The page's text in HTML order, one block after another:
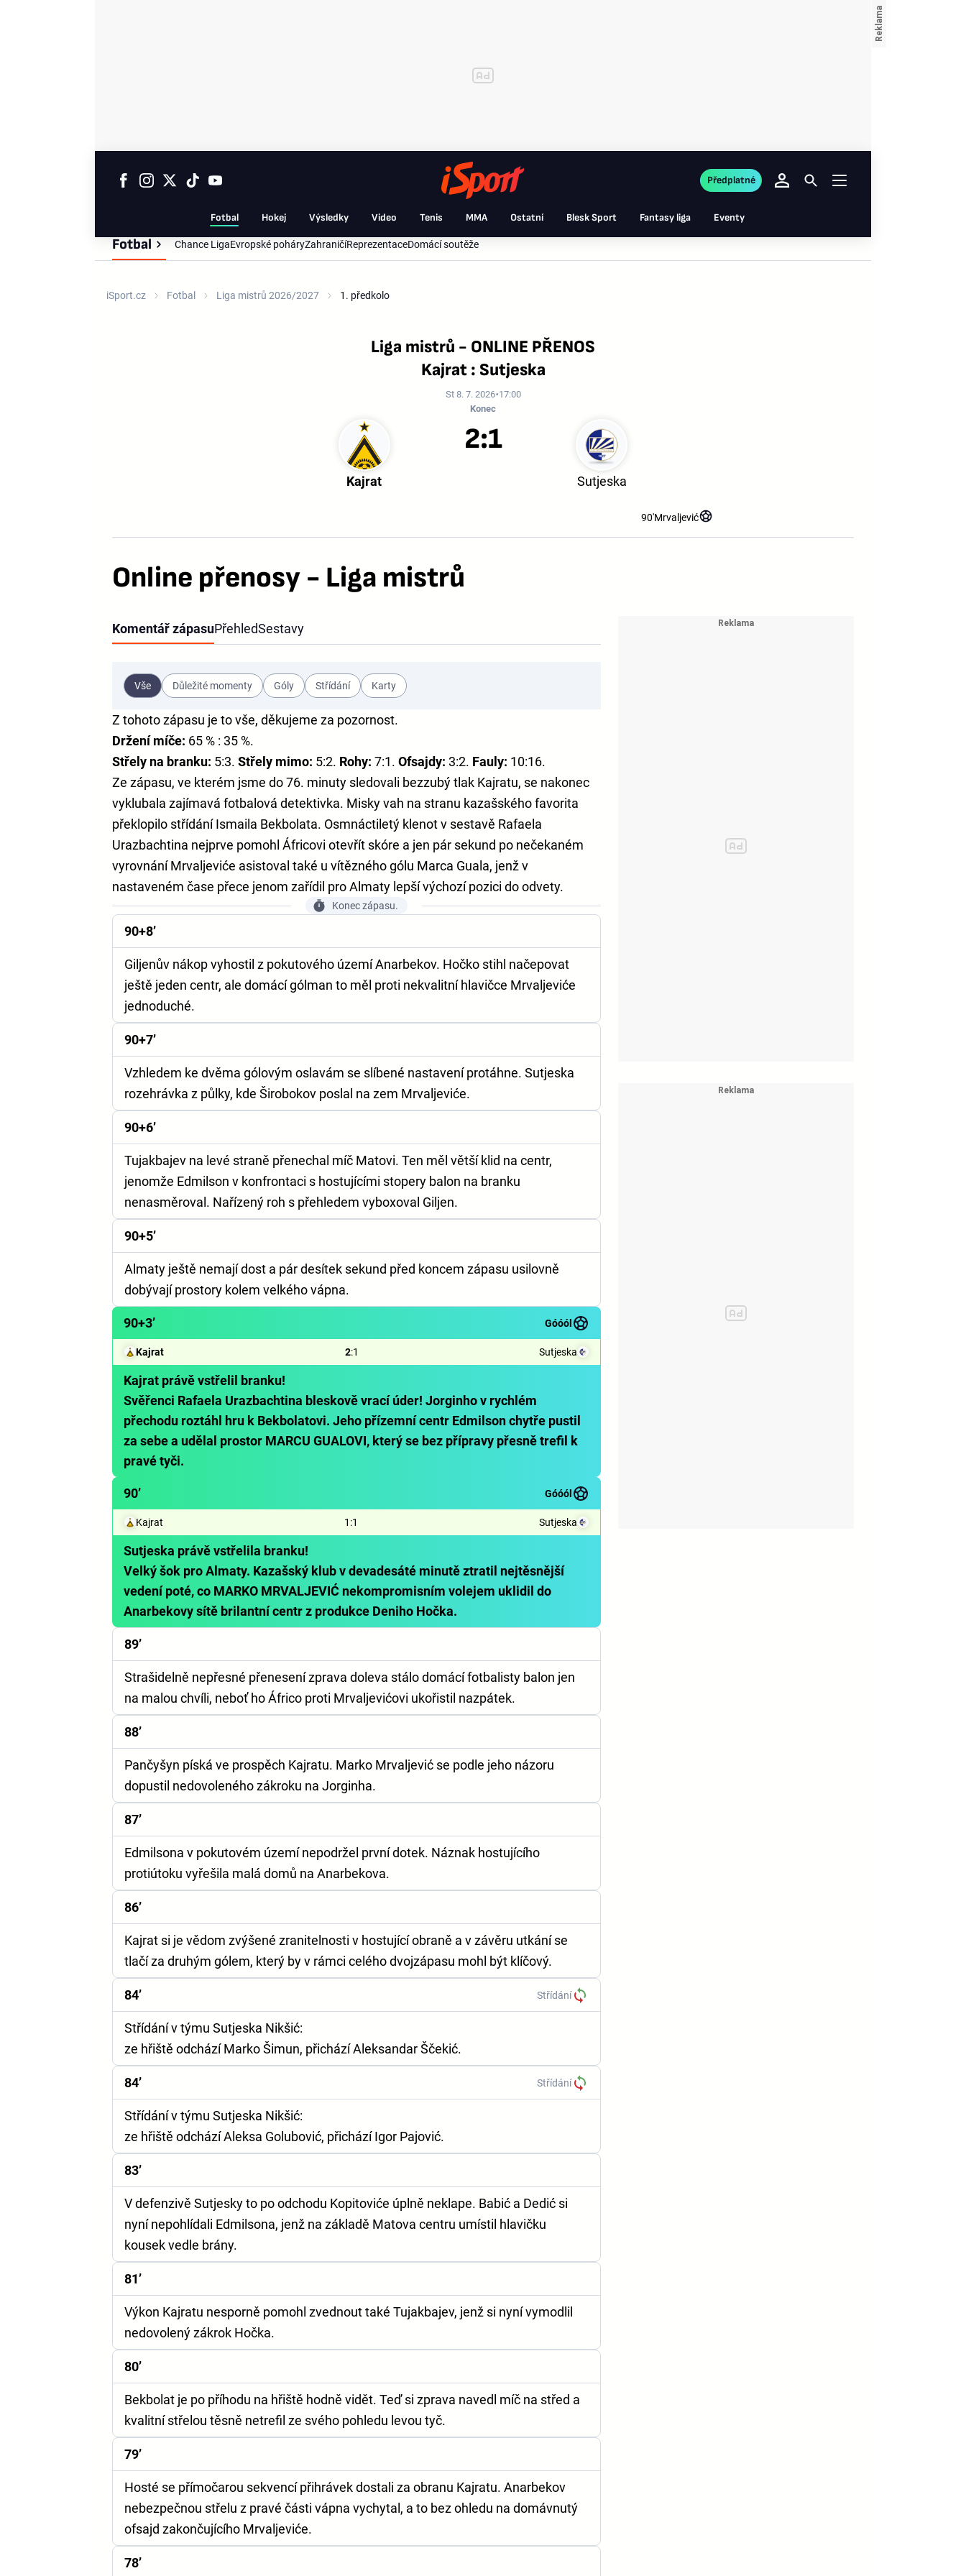
Fotbal Hokej Výsledky Video Tenis MMA Ostatní Blesk Sport Fantasy liga Eventy
Předplatné
Fotbal Chance LigaEvropské poháryZahraničíReprezentaceDomácí soutěže
iSport.cz Fotbal Liga mistrů 2026/2027 1. předkolo
Liga mistrů - ONLINE PŘENOS
Kajrat : Sutjeska
St 8. 7. 2026 17:00
Konec
Kajrat Sutjeska
2:1
90'Mrvaljević
Online přenosy - Liga mistrů
Komentář zápasuPřehledSestavy
Vše Důležité momenty Góly Střídání Karty
Z tohoto zápasu je to vše, děkujeme za pozornost.
Držení míče: 65 % : 35 %.
Střely na branku: 5:3. Střely mimo: 5:2. Rohy: 7:1. Ofsajdy: 3:2. Fauly: 10:16.
Ze zápasu, ve kterém jsme do 76. minuty sledovali bezzubý tlak Kajratu, se nakonec
vyklubala zajímavá fotbalová detektivka. Misky vah na stranu kazašského favorita
překlopilo střídání Ismaila Bekbolata. Osmnáctiletý klenot v sestavě Rafaela
Urazbachtina nejprve pomohl Áfricovi otevřít skóre a jen pár sekund po nečekaném
vyrovnání Mrvaljeviće asistoval také u vítězného gólu Marca Guala, jenž v
nastaveném čase přece jenom zařídil pro Almaty lepší výchozí pozici do odvety.
Konec zápasu.
90+8’
Giljenův nákop vyhostil z pokutového území Anarbekov. Hočko stihl načepovat
ještě jeden centr, ale domácí gólman to měl proti nekvalitní hlavičce Mrvaljeviće
jednoduché.
90+7’
Vzhledem ke dvěma gólovým oslavám se slíbené nastavení protáhne. Sutjeska
rozehrávka z půlky, kde Širobokov poslal na zem Mrvaljeviće.
90+6’
Tujakbajev na levé straně přenechal míč Matovi. Ten měl větší klid na centr,
jenomže Edmilson v konfrontaci s hostujícími stopery balon na branku
nenasměroval. Nařízený roh s přehledem vyboxoval Giljen.
90+5’
Almaty ještě nemají dost a pár desítek sekund před koncem zápasu usilovně
dobývají prostory kolem velkého vápna.
90+3’ Góóól
Kajrat 2:1 Sutjeska
Kajrat právě vstřelil branku!
Svěřenci Rafaela Urazbachtina bleskově vrací úder! Jorginho v rychlém
přechodu roztáhl hru k Bekbolatovi. Jeho přízemní centr Edmilson chytře pustil
za sebe a udělal prostor MARCU GUALOVI, který se bez přípravy přesně trefil k
pravé tyči.
90’ Góóól
Kajrat 1 :1 Sutjeska
Sutjeska právě vstřelila branku!
Velký šok pro Almaty. Kazašský klub v devadesáté minutě ztratil nejtěsnější
vedení poté, co MARKO MRVALJEVIĆ nekompromisním volejem uklidil do
Anarbekovy sítě brilantní centr z produkce Deniho Hočka.
89’
Strašidelně nepřesné přenesení zprava doleva stálo domácí fotbalisty balon jen
na malou chvíli, neboť ho Áfrico proti Mrvaljevićovi ukořistil nazpátek.
88’
Pančyšyn píská ve prospěch Kajratu. Marko Mrvaljević se podle jeho názoru
dopustil nedovoleného zákroku na Jorginha.
87’
Edmilsona v pokutovém území nepodržel první dotek. Náznak hostujícího
protiútoku vyřešila malá domů na Anarbekova.
86’
Kajrat si je vědom zvýšené zranitelnosti v hostující obraně a v závěru utkání se
tlačí za druhým gólem, který by v rámci celého dvojzápasu mohl být klíčový.
84’ Střídání
Střídání v týmu Sutjeska Nikšić:
ze hřiště odchází Marko Šimun, přichází Aleksandar Ščekić.
84’ Střídání
Střídání v týmu Sutjeska Nikšić:
ze hřiště odchází Aleksa Golubović, přichází Igor Pajović.
83’
V defenzivě Sutjesky to po odchodu Kopitoviće úplně neklape. Babić a Dedić si
nyní nepohlídali Edmilsona, jenž na základě Matova centru umístil hlavičku
kousek vedle brány.
81’
Výkon Kajratu nesporně pomohl zvednout také Tujakbajev, jenž si nyní vymodlil
nedovolený zákrok Hočka.
80’
Bekbolat je po příhodu na hřiště hodně vidět. Teď si zprava navedl míč na střed a
kvalitní střelou těsně netrefil ze svého pohledu levou tyč.
79’
Hosté se přímočarou sekvencí přihrávek dostali za obranu Kajratu. Anarbekov
nebezpečnou střelu z pravé části vápna vychytal, a to bez ohledu na domávnutý
ofsajd zakončujícího Mrvaljeviće.
78’